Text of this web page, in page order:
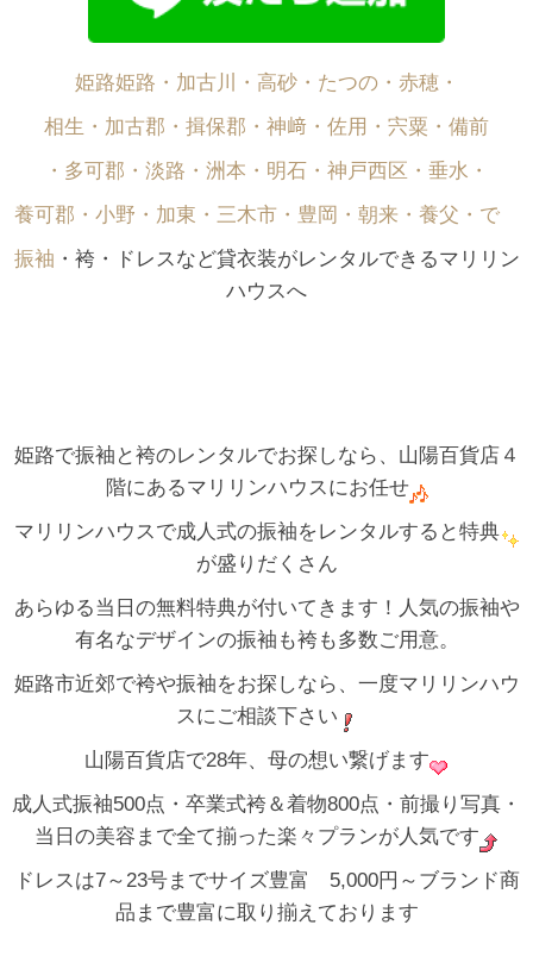
姫路姫路・加古川・高砂・たつの・赤穂・
相生・加古郡・揖保郡・神﨑・佐用・宍粟・備前
・多可郡・淡路・洲本・明石・神戸西区・垂水・
養可郡・小野・加東・三木市・豊岡・朝来・養父・で゙
振袖 ・袴・ドレスなど貸衣装がレンタルできるマリリン
ハウスへ
姫路で振袖と袴のレンタルでお探しなら、山陽百貨店４
階にあるマリリンハウスにお任せ
マリリンハウスで成人式の振袖をレンタルすると特典
が盛りだくさん
あらゆる当日の無料特典が付いてきます！人気の振袖や
有名なデザインの振袖も袴も多数ご用意。
姫路市近郊で袴や振袖をお探しなら、一度マリリンハウ
スにご相談下さい
山陽百貨店で28年、母の想い繋げます
成人式振袖500点・卒業式袴＆着物800点・前撮り写真・
当日の美容まで全て揃った楽々プランが人気です
ドレスは7～23号までサイズ豊富 5,000円～ブランド商
品まで豊富に取り揃えております